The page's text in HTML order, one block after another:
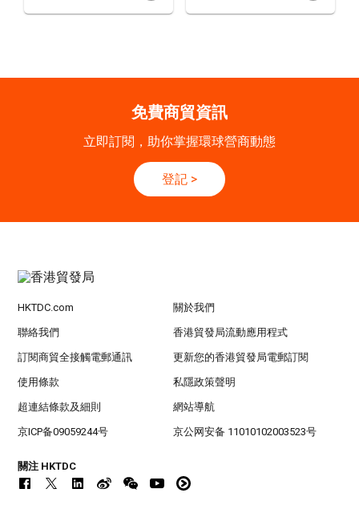
SEP
SEP
運輸物流學會國際會議 2026
「香港好物節 (東盟)」2026
13.10.2026 - 16.10.2026
免費商貿資訊
立即訂閱，助你掌握環球營商動態
登記 >
HKTDC.com 關於我們
聯絡我們 香港貿發局流動應用程式
訂閱商貿全接觸電郵通訊 更新您的香港貿發局電郵訂閱
使用條款 私隱政策聲明
超連結條款及細則 網站導航
京ICP备09059244号 京公网安备 11010102003523号
關注 HKTDC